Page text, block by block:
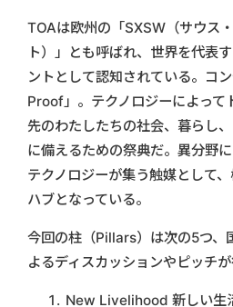
TOAは欧州の「SXSW（サウス
ト）」とも呼ばれ、世界を代表
ントとして認知されている。コ
Proof」。テクノロジーによって
先のわたしたちの社会、暮らし
に備えるための祭典だ。異分野
テクノロジーが集う触媒として
ハブとなっている。
今回の柱（Pillars）は次の5つ、
よるディスカッションやピッチが
New Livelihood 新しい生